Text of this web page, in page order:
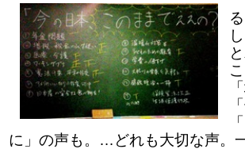
に」の声も。…どれも大切な声。